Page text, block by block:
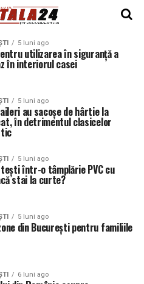
5 luni ago
utilizarea în siguranță a
în interiorul casei
5 luni ago
au sacoșe de hârtie la
în detrimentul clasicelor
5 luni ago
într-o tâmplărie PVC cu
stai la curte?
5 luni ago
din București pentru familiile
6 luni ago